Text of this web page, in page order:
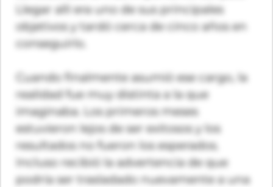
Llegar allí era uno de sus principales
objetivos y tardó cerca de cinco años en
conseguirlo.
Cuando finalmente asumió ese cargo, la
realidad fue muy distinta a la que
imaginaba. Los primeros meses
estuvieron lejos de ser exitosos y los
resultados no fueron los esperados.
Incluso recibió la advertencia de que
podría ser trasladado nuevamente a una